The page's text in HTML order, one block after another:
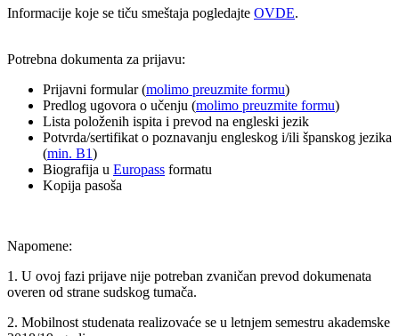
Informacije koje se tiču smeštaja pogledajte OVDE.
Potrebna dokumenta za prijavu:
Prijavni formular (molimo preuzmite formu)
Predlog ugovora o učenju (molimo preuzmite formu)
Lista položenih ispita i prevod na engleski jezik
Potvrda/sertifikat o poznavanju engleskog i/ili španskog jezika
(min. B1)
Biografija u Europass formatu
Kopija pasoša
Napomene:
1. U ovoj fazi prijave nije potreban zvaničan prevod dokumenata
overen od strane sudskog tumača.
2. Mobilnost studenata realizovaće se u letnjem semestru akademske